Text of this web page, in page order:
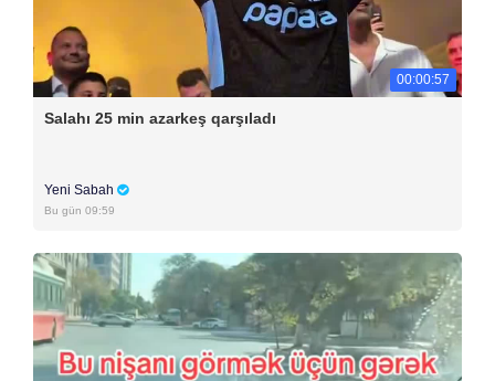
00:00:57
Salahı 25 min azarkeş qarşıladı
Yeni Sabah
Bu gün 09:59